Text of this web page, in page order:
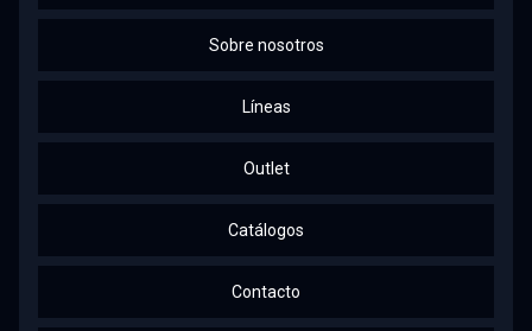
Sobre nosotros
Líneas
Outlet
Catálogos
Contacto